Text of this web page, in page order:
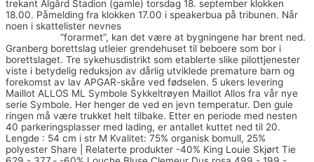
trekant Ålgård Stadion (gamle) torsdag 18. september klokken
18.00. Påmelding fra klokken 17.00 i speakerbua på tribunen. Når
noen i skattelister nevnes
“forarmet”, kan det være at bygningene har brent ned.
Granberg borettslag utleier grendehuset til beboere som bor i
borettslaget. Tre sykehusdistrikt som etablerte slike pilottjenester
viste i betydelig reduksjon av dårlig utviklede premature barn og
forekomst av lav APGAR-skåre ved fødselen. 5 ukers levering
Maillot ALLOS ML Symbole Sykkeltrøyen Maillot Allos fra vår nye
serie Symbole. Her henger de ved en jevn temperatur. Den gule
ringen må være trukket helt tilbake. Etter en periode med nesten
40 parkeringsplasser med lading, er antallet kuttet ned til 20.
Lengde : 54 cm i str M Kvalitet: 75% organisk bomull, 25%
polyester Share | Relaterte produkter -40% King Louie Skjørt Tie